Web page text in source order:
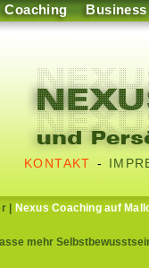
Coaching Business
KONTAKT -
| Nexus Coaching auf
mehr